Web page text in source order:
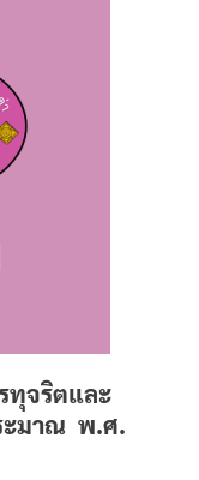
ทุจริตและ
ะมาณ พ.ศ.